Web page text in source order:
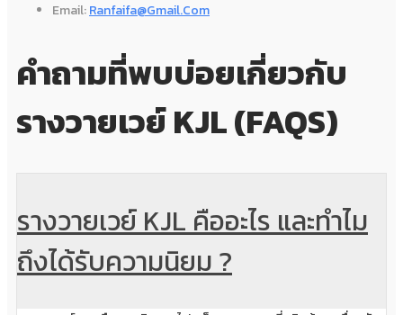
Email:Ranfaifa@gmail.com
คำถามที่พบบ่อยเกี่ยวกับ
รางวายเวย์ KJL(FAQS)
รางวายเวย์ KJL คืออะไร และทำไม
ถึงได้รับความนิยม ?